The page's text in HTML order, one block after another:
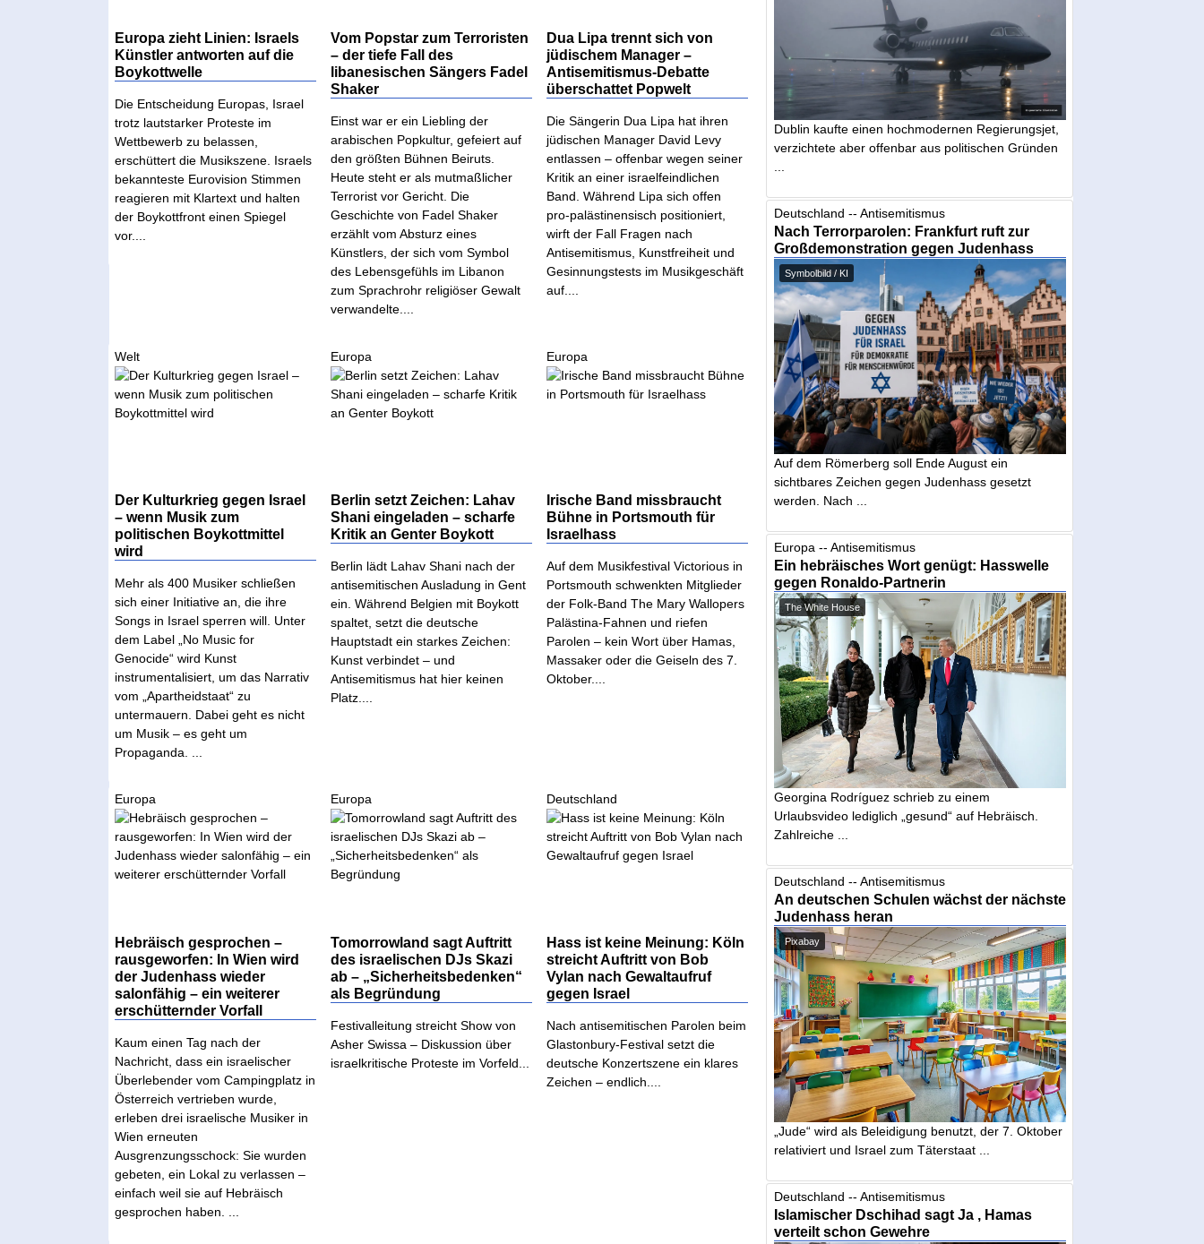
Europa zieht Linien: Israels
Künstler antworten auf die
Boykottwelle
Die Entscheidung Europas, Israel
trotz lautstarker Proteste im
Wettbewerb zu belassen,
erschüttert die Musikszene. Israels
bekannteste Eurovision Stimmen
reagieren mit Klartext und halten
der Boykottfront einen Spiegel
vor....
Vom Popstar zum Terroristen
– der tiefe Fall des
libanesischen Sängers Fadel
Shaker
Einst war er ein Liebling der
arabischen Popkultur, gefeiert auf
den größten Bühnen Beiruts.
Heute steht er als mutmaßlicher
Terrorist vor Gericht. Die
Geschichte von Fadel Shaker
erzählt vom Absturz eines
Künstlers, der sich vom Symbol
des Lebensgefühls im Libanon
zum Sprachrohr religiöser Gewalt
verwandelte....
Dua Lipa trennt sich von
jüdischem Manager –
Antisemitismus-Debatte
überschattet Popwelt
Die Sängerin Dua Lipa hat ihren
jüdischen Manager David Levy
entlassen – offenbar wegen seiner
Kritik an einer israelfeindlichen
Band. Während Lipa sich offen
pro-palästinensisch positioniert,
wirft der Fall Fragen nach
Antisemitismus, Kunstfreiheit und
Gesinnungstests im Musikgeschäft
auf....
Welt
Der Kulturkrieg gegen Israel
– wenn Musik zum
politischen Boykottmittel
wird
Mehr als 400 Musiker schließen
sich einer Initiative an, die ihre
Songs in Israel sperren will. Unter
dem Label „No Music for
Genocide“ wird Kunst
instrumentalisiert, um das Narrativ
vom „Apartheidstaat“ zu
untermauern. Dabei geht es nicht
um Musik – es geht um
Propaganda. ...
Europa
Berlin setzt Zeichen: Lahav
Shani eingeladen – scharfe
Kritik an Genter Boykott
Berlin lädt Lahav Shani nach der
antisemitischen Ausladung in Gent
ein. Während Belgien mit Boykott
spaltet, setzt die deutsche
Hauptstadt ein starkes Zeichen:
Kunst verbindet – und
Antisemitismus hat hier keinen
Platz....
Europa
Irische Band missbraucht
Bühne in Portsmouth für
Israelhass
Auf dem Musikfestival Victorious in
Portsmouth schwenkten Mitglieder
der Folk-Band The Mary Wallopers
Palästina-Fahnen und riefen
Parolen – kein Wort über Hamas,
Massaker oder die Geiseln des 7.
Oktober....
Europa
Hebräisch gesprochen –
rausgeworfen: In Wien wird
der Judenhass wieder
salonfähig – ein weiterer
erschütternder Vorfall
Kaum einen Tag nach der
Nachricht, dass ein israelischer
Überlebender vom Campingplatz in
Österreich vertrieben wurde,
erleben drei israelische Musiker in
Wien erneuten
Ausgrenzungsschock: Sie wurden
gebeten, ein Lokal zu verlassen –
einfach weil sie auf Hebräisch
gesprochen haben. ...
Europa
Tomorrowland sagt Auftritt
des israelischen DJs Skazi
ab – „Sicherheitsbedenken“
als Begründung
Festivalleitung streicht Show von
Asher Swissa – Diskussion über
israelkritische Proteste im Vorfeld...
Deutschland
Hass ist keine Meinung: Köln
streicht Auftritt von Bob
Vylan nach Gewaltaufruf
gegen Israel
Nach antisemitischen Parolen beim
Glastonbury-Festival setzt die
deutsche Konzertszene ein klares
Zeichen – endlich....
Dublin kaufte einen hochmodernen Regierungsjet,
verzichtete aber offenbar aus politischen Gründen
Deutschland -- Antisemitismus
Nach Terrorparolen: Frankfurt ruft zur
Großdemonstration gegen Judenhass
Symbolbild / KI
Auf dem Römerberg soll Ende August ein
sichtbares Zeichen gegen Judenhass gesetzt
werden. Nach ...
Europa -- Antisemitismus
Ein hebräisches Wort genügt: Hasswelle
gegen Ronaldo-Partnerin
The White House
Georgina Rodríguez schrieb zu einem
Urlaubsvideo lediglich „gesund“ auf Hebräisch.
Zahlreiche ...
Deutschland -- Antisemitismus
An deutschen Schulen wächst der nächste
Judenhass heran
Pixabay
„Jude“ wird als Beleidigung benutzt, der 7. Oktober
relativiert und Israel zum Täterstaat ...
Deutschland -- Antisemitismus
Islamischer Dschihad sagt Ja , Hamas
verteilt schon Gewehre